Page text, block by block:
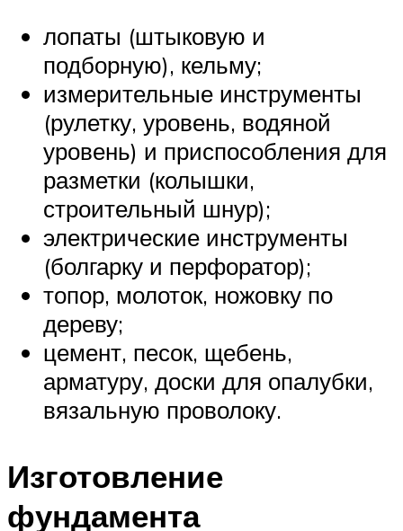
лопаты (штыковую и
подборную), кельму;
измерительные инструменты
(рулетку, уровень, водяной
уровень) и приспособления для
разметки (колышки,
строительный шнур);
электрические инструменты
(болгарку и перфоратор);
топор, молоток, ножовку по
дереву;
цемент, песок, щебень,
арматуру, доски для опалубки,
вязальную проволоку.
Изготовление
фундамента